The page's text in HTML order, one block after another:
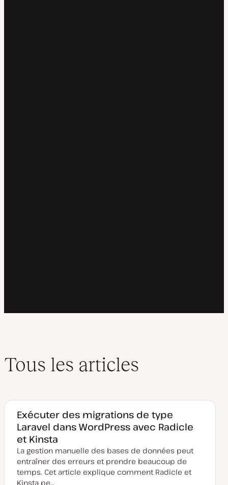
Tous les articles
Exécuter des migrations de type
Laravel dans WordPress avec Radicle
et Kinsta
La gestion manuelle des bases de données peut
entraîner des erreurs et prendre beaucoup de
temps. Cet article explique comment Radicle et
Kinsta pe…